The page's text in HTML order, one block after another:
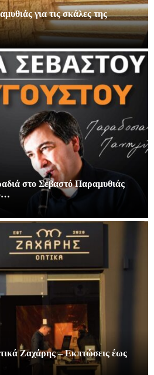
για τις σκάλες της
στο Σεβαστό Παραμυθιάς
Ζαχάρης – Εκπτώσεις έως